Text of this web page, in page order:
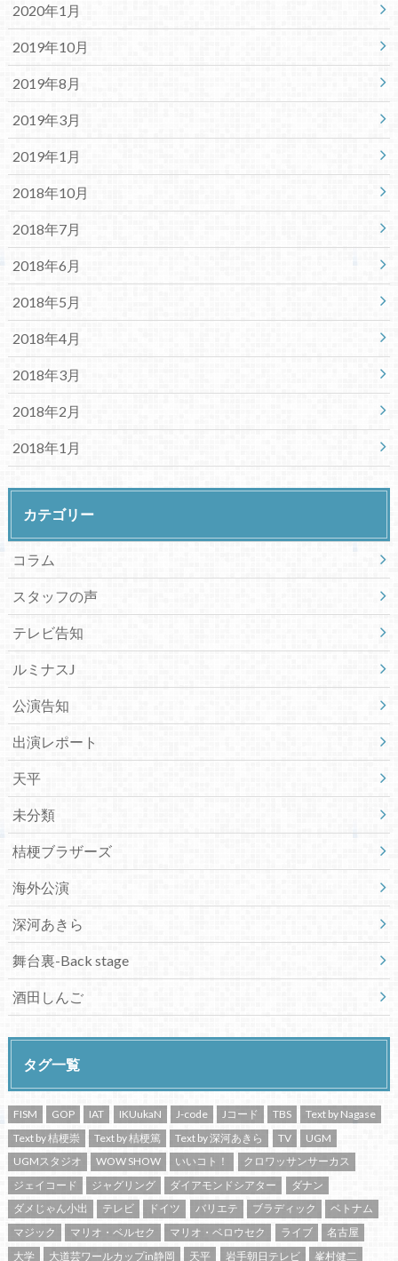
2020年1月
2019年10月
2019年8月
2019年3月
2019年1月
2018年10月
2018年7月
2018年6月
2018年5月
2018年4月
2018年3月
2018年2月
2018年1月
カテゴリー
コラム
スタッフの声
テレビ告知
ルミナスJ
公演告知
出演レポート
天平
未分類
桔梗ブラザーズ
海外公演
深河あきら
舞台裏-Back stage
酒田しんご
タグ一覧
FISM GOP IAT IKUukaN J-code Jコード TBS
Text by Nagase
Text by 桔梗崇
Text by 桔梗篤 Text by 深河あきら TV
UGM
UGMスタジオ
WOW SHOW いいコト！
クロワッサンサーカス
ジェイコード
ジャグリング ダイアモンドシアター
ダナン
ダメじゃん小出
テレビ ドイツ バリエテ ブラディック
ベトナム
マジック
マリオ・ベルセク マリオ・ベロウセク ライブ
名古屋
大学
大道芸ワールカップin静岡 天平 岩手朝日テレビ 峯村健二